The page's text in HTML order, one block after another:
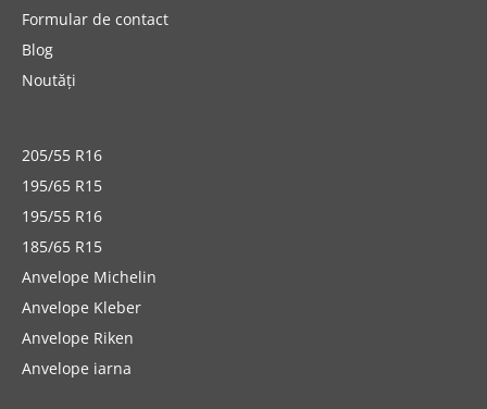
Formular de contact
Blog
Noutăți
205/55 R16
195/65 R15
195/55 R16
185/65 R15
Anvelope Michelin
Anvelope Kleber
Anvelope Riken
Anvelope iarna